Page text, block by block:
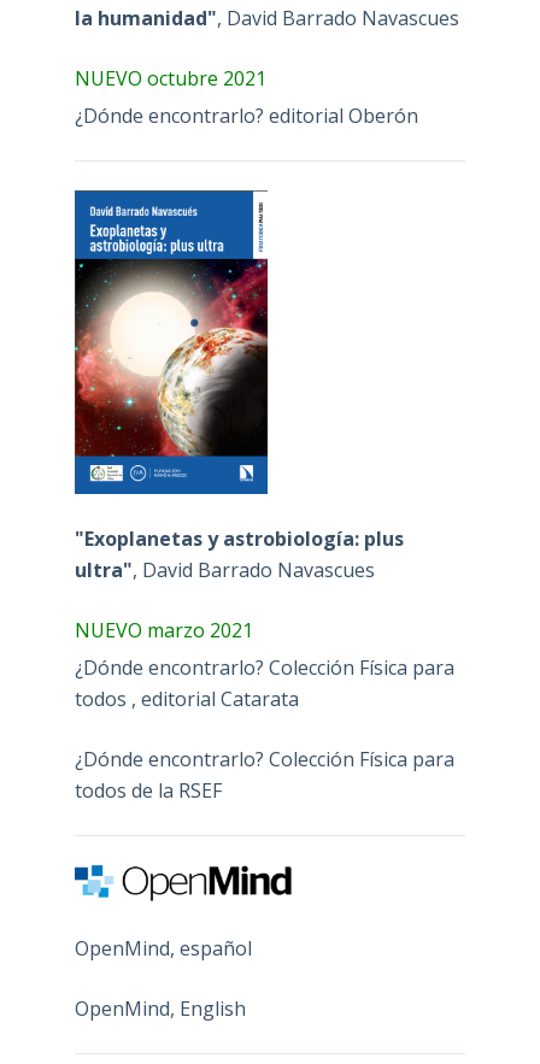
la humanidad", David Barrado Navascues
NUEVO octubre 2021
¿Dónde encontrarlo? editorial Oberón
"Exoplanetas y astrobiología: plus
ultra", David Barrado Navascues
NUEVO marzo 2021
¿Dónde encontrarlo? Colección Física para
todos , editorial Catarata
¿Dónde encontrarlo? Colección Física para
todos de la RSEF
OpenMind, español
OpenMind, English